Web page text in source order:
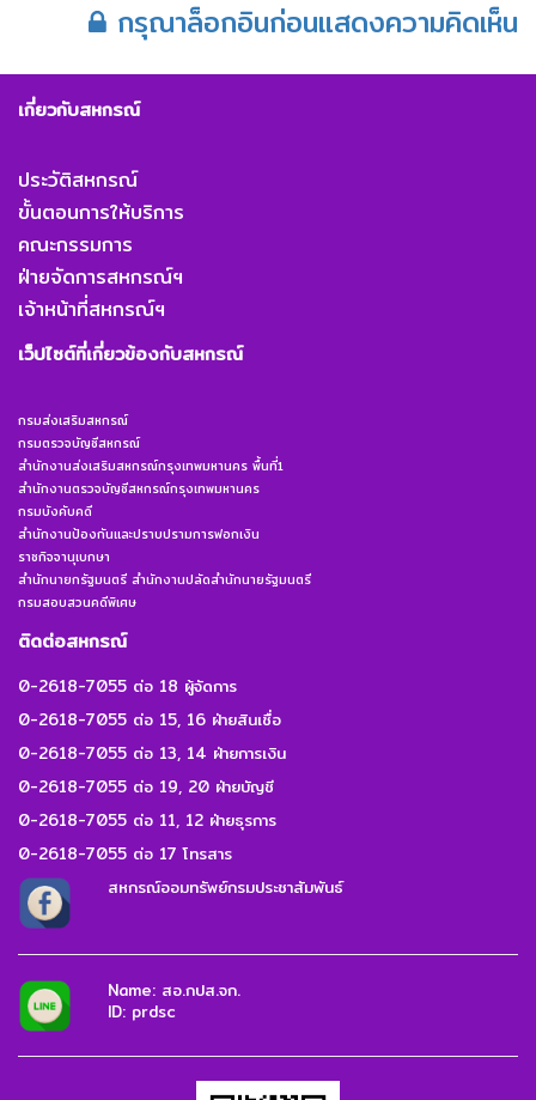
กรุณาล็อกอินก่อนแสดงความคิดเห็น
เกี่ยวกับสหกรณ์
ประวัติสหกรณ์
ขั้นตอนการให้บริการ
คณะกรรมการ
ฝ่ายจัดการสหกรณ์ฯ
เจ้าหน้าที่สหกรณ์ฯ
เว็ปไซต์ที่เกี่ยวข้องกับสหกรณ์
กรมส่งเสริมสหกรณ์
กรมตรวจบัญชีสหกรณ์
สำนักงานส่งเสริมสหกรณ์กรุงเทพมหานคร พื้นที่1
สำนักงานตรวจบัญชีสหกรณ์กรุงเทพมหานคร
กรมบังคับคดี
สำนักงานป้องกันและปราบปรามการฟอกเงิน
ราชกิจจานุเบกษา
สำนักนายกรัฐมนตรี สำนักงานปลัดสำนักนายรัฐมนตรี
กรมสอบสวนคดีพิเศษ
ติดต่อสหกรณ์
0-2618-7055 ต่อ 18 ผู้จัดการ
0-2618-7055 ต่อ 15, 16 ฝ่ายสินเชื่อ
0-2618-7055 ต่อ 13, 14 ฝ่ายการเงิน
0-2618-7055 ต่อ 19, 20 ฝ่ายบัญชี
0-2618-7055 ต่อ 11, 12 ฝ่ายธุรการ
0-2618-7055 ต่อ 17 โทรสาร
สหกรณ์ออมทรัพย์กรมประชาสัมพันธ์
Name: สอ.กปส.จก.
ID: prdsc